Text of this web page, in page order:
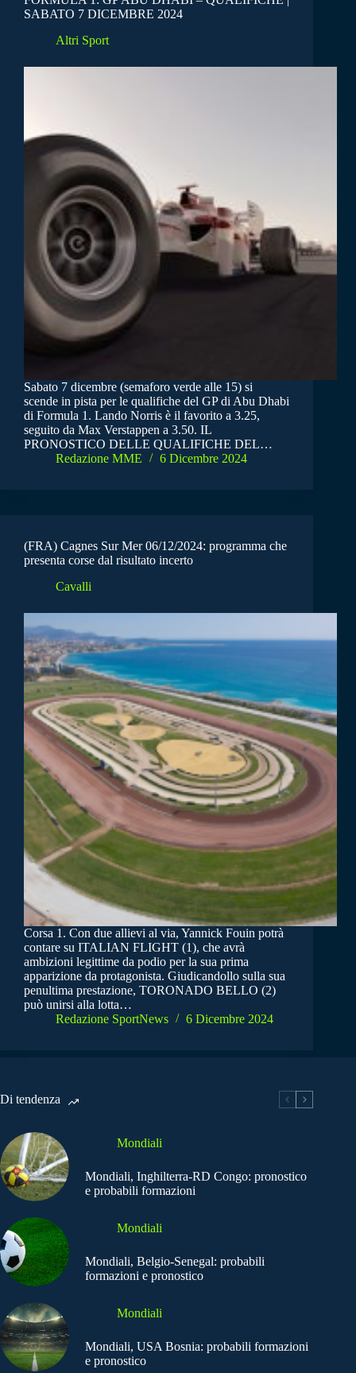
SABATO 7 DICEMBRE 2024
Altri Sport
Sabato 7 dicembre (semaforo verde alle 15) si
scende in pista per le qualifiche del GP di Abu Dhabi
di Formula 1. Lando Norris è il favorito a 3.25,
seguito da Max Verstappen a 3.50. IL
PRONOSTICO DELLE QUALIFICHE DEL…
Redazione MME
6 Dicembre 2024
(FRA) Cagnes Sur Mer 06/12/2024: programma che
presenta corse dal risultato incerto
Cavalli
Corsa 1. Con due allievi al via, Yannick Fouin potrà
contare su ITALIAN FLIGHT (1), che avrà
ambizioni legittime da podio per la sua prima
apparizione da protagonista. Giudicandollo sulla sua
penultima prestazione, TORONADO BELLO (2)
può unirsi alla lotta…
Redazione SportNews
6 Dicembre 2024
Di tendenza
Mondiali
Mondiali, Inghilterra-RD Congo: pronostico
e probabili formazioni
Mondiali
Mondiali, Belgio-Senegal: probabili
formazioni e pronostico
Mondiali
Mondiali, USA Bosnia: probabili formazioni
e pronostico